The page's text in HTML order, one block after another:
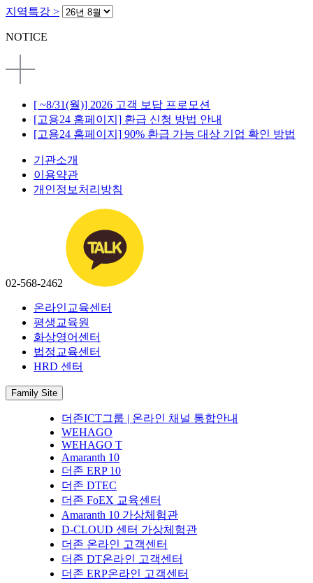
지역특강 >
NOTICE
[ ~8/31(월)] 2026 고객 보답 프로모션
[고용24 홈페이지] 환급 신청 방법 안내
[고용24 홈페이지] 90% 환급 가능 대상 기업 확인 방법
기관소개
이용약관
개인정보처리방침
02-568-2462
온라인교육센터
평생교육원
화상영어센터
법정교육센터
HRD 센터
Family Site
더존ICT그룹 | 온라인 채널 통합안내
WEHAGO
WEHAGO T
Amaranth 10
더존 ERP 10
더존 DTEC
더존 FoEX 교육센터
Amaranth 10 가상체험관
D-CLOUD 센터 가상체험관
더존 온라인 고객센터
더존 DT온라인 고객센터
더존 ERP온라인 고객센터